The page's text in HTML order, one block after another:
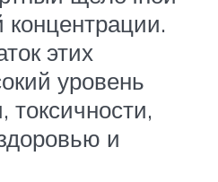
концентрации.
этих
уровень
токсичности,
и